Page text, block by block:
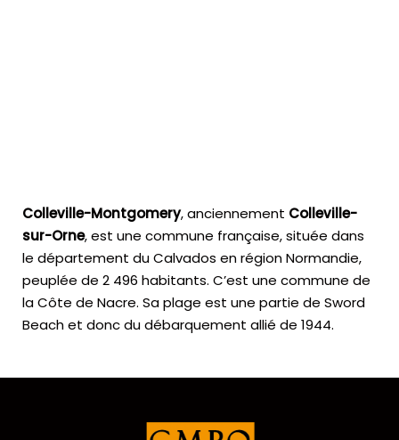
Colleville-Montgomery, anciennement Colleville-
sur-Orne, est une commune française, située dans
le département du Calvados en région Normandie,
peuplée de 2 496 habitants. C’est une commune de
la Côte de Nacre. Sa plage est une partie de Sword
Beach et donc du débarquement allié de 1944.